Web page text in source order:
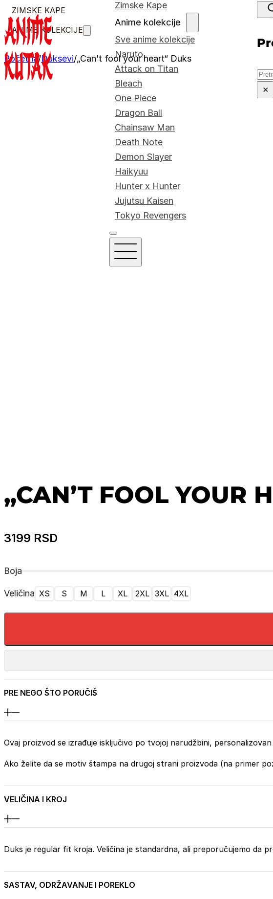
Zimske Kape
Anime kolekcije
Sve anime kolekcije
Naruto
Attack on Titan
Bleach
One Piece
Dragon Ball
Chainsaw Man
Death Note
Demon Slayer
Haikyuu
Hunter x Hunter
Jujutsu Kaisen
Tokyo Revengers
×
ZIMSKE KAPE
ANIME KOLEKCIJE
Početna /Duksevi/„Can’t fool your heart“ Duks
„CAN’T FOOL YOUR
3199 RSD
Boja
Veličina XS S M L XL 2XL 3XL 4XL
PRE NEGO ŠTO PORUČIŠ
Ovaj proizvod se izrađuje isključivo po tvojoj narudžbini,
Ako želite da se motiv štampa na drugoj strani proizvoda (na primer
VELIČINA I KROJ
Duks je regular fit kroja. Veličina je standardna, ali preporučujemo da
SASTAV, ODRŽAVANJE I POREKLO